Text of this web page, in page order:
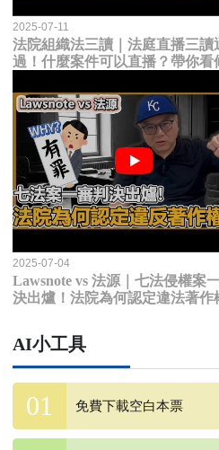
2025-07-11
法院組織法三讀｜法庭直播三讀
過！什麼案件可以直播？帶你看
2025-07-04
Lawsnote vs 法源｜七法侵權案
決出爐！法院為何認定違法著作
AI小工具
免費下載空白本票